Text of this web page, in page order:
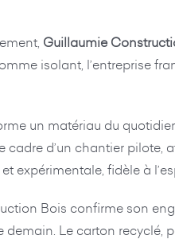
Guillaumie
isolant, l’entreprise
un matériau du
d’un chantier pilote,
expérimentale, fidèle à
Bois confirme son
Le carton